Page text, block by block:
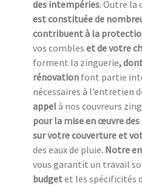
des intempéries. Outre la
est constituée de
contribuent à la
vos combles et de votre
forment la zinguerie,
rénovation font partie
nécessaires à l’entretien
appelà nos couvreurs
pour la mise en œuvre
sur votre couverture et
des eaux de pluie. Notre
vous garantit un travail
budgetet les spécificités